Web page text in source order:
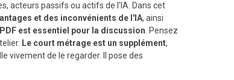
acteurs passifs ou actifs de l'IA. Dans cet
et des inconvénients de l'IA, ainsi
est essentiel pour la discussion. Pensez
Le court métrage est un supplément,
vivement de le regarder. Il pose des